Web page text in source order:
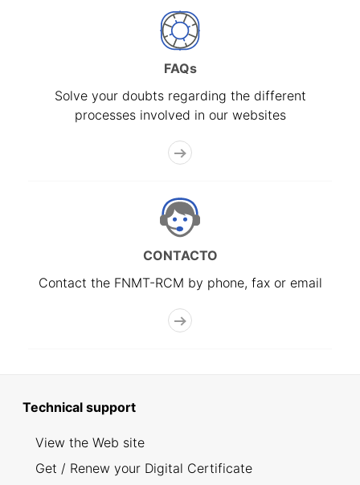
FAQs
Solve your doubts regarding the different
processes involved in our websites
CONTACTO
Contact the FNMT-RCM by phone, fax or email
Technical support
View the Web site
Get / Renew your Digital Certificate